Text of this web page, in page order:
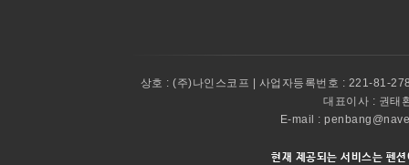
상호 : (주)나인스코프 | 사업자등록번호 : 221-81-
대표이사 : 권태
E-mail :
현재 제공되는 서비스는 펜